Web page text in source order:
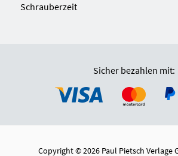
Schrauberzeit
Sicher bezahlen mit:
Copyright © 2026 Paul Pietsch Verlage